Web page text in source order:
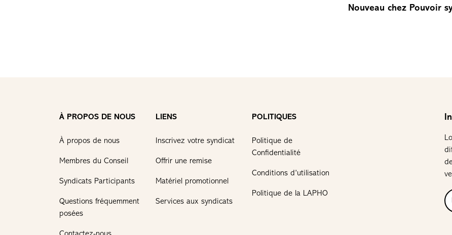
Nouveau chez Pouvoir
À PROPOS DE NOUS
À propos de nous
Membres du Conseil
Syndicats Participants
Questions fréquemment
posées
LIENS
Inscrivez votre syndicat
Offrir une remise
Matériel promotionnel
Services aux syndicats
POLITIQUES
Politique de
Confidentialité
Conditions d’utilisation
Politique de la LAPHO